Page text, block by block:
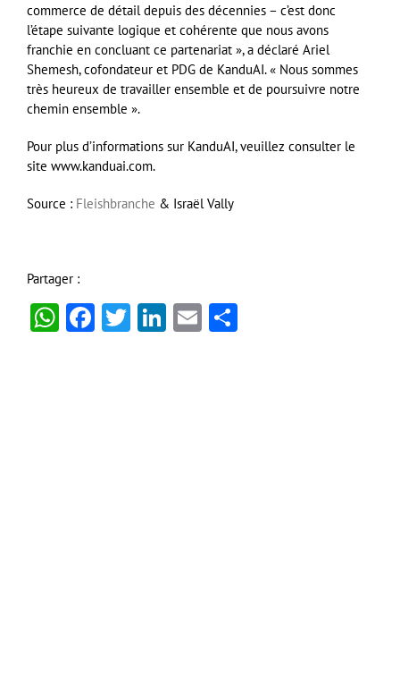
commerce de détail depuis des décennies – c’est donc
l’étape suivante logique et cohérente que nous avons
franchie en concluant ce partenariat », a déclaré Ariel
Shemesh, cofondateur et PDG de KanduAI. « Nous sommes
très heureux de travailler ensemble et de poursuivre notre
chemin ensemble ».
Pour plus d’informations sur KanduAI, veuillez consulter le
site www.kanduai.com.
Source : Fleishbranche & Israël Vally
Partager :
WhatsApp
Facebook
Twitter
LinkedIn
Email